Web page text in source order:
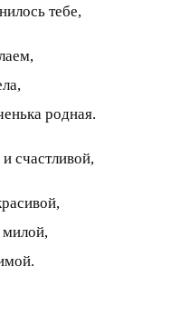
тебе,
родная.
счастливой,
милой,